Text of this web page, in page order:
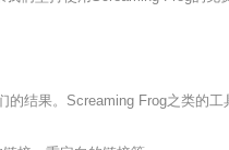
结果。Screaming Frog之类的工